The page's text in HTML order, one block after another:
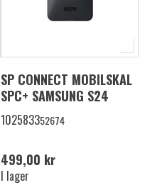
SP CONNECT MOBILSKAL
SPC+ SAMSUNG S24
102583352674
499,00 kr
I lager